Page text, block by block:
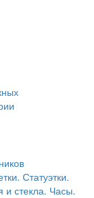
Статуэтки.
и стекла. Часы.